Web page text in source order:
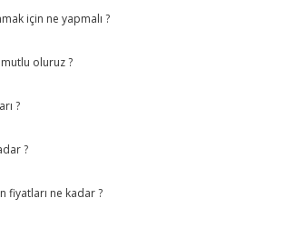
için ne yapmalı ?
oluruz ?
?
?
fiyatları ne kadar ?